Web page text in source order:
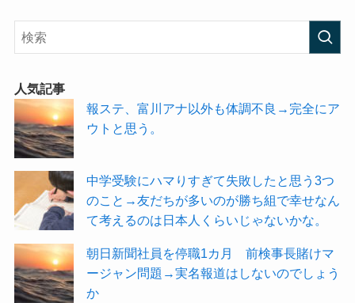
人気記事
報ステ、富川アナ以外も体調不良→完全にア
ウトと思う。
中学受験にハマりすぎて失敗したと思う3つ
のこと→友だちが多いのが勝ち組で幸せなん
て考えるのは日本人くらいじゃないかな。
朝日新聞社員を停職1カ月 前検事長賭けマ
ージャン問題→実名報道はしないのでしょう
か